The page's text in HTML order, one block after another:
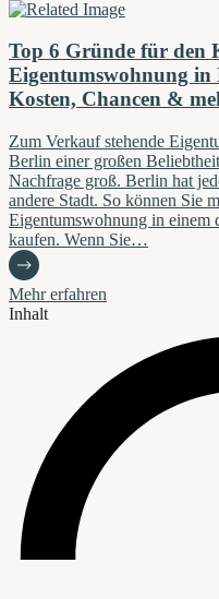
Top 6 Gründe für den
Eigentumswohnung
Kosten, Chancen &
Zum Verkauf stehende
Berlin einer großen
Nachfrage groß. Berlin hat
andere Stadt. So können Sie
Eigentumswohnung in einem
kaufen. Wenn Sie…
Mehr erfahren
Inhalt